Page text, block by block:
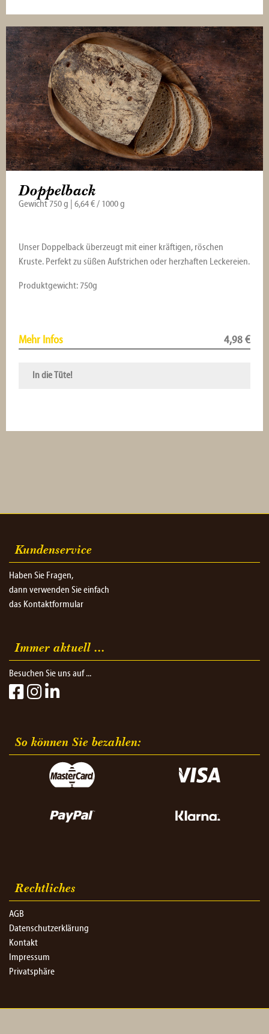
Doppelback
Gewicht 750 g | 6,64 € / 1000 g
Unser Doppelback überzeugt mit einer kräftigen, röschen
Kruste. Perfekt zu süßen Aufstrichen oder herzhaften Leckereien.
Produktgewicht: 750g
Mehr Infos 4,98 €
In die Tüte!
Kundenservice
Haben Sie Fragen,
dann verwenden Sie einfach
das Kontaktformular
Immer aktuell ...
Besuchen Sie uns auf ...
So können Sie bezahlen:​
Rechtliches
AGB
Datenschutzerklärung
Kontakt
Impressum
Privatsphäre